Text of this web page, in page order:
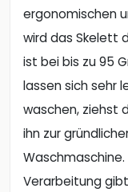
ergonomischen
wird das Skelett
ist bei bis zu 95
lassen sich sehr
waschen, ziehst
ihn zur
Verarbeitung gibt